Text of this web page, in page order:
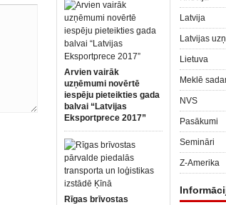
Arvien vairāk
uzņēmumi novērtē
iespēju pieteikties gada
balvai “Latvijas
Eksportprece 2017”
Rīgas brīvostas
Latvija
Latvijas
Lietuva
Meklē
NVS
Pasākumi
Semināri
Z-Amerika